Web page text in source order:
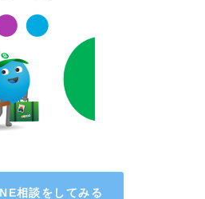
相談をしてみる